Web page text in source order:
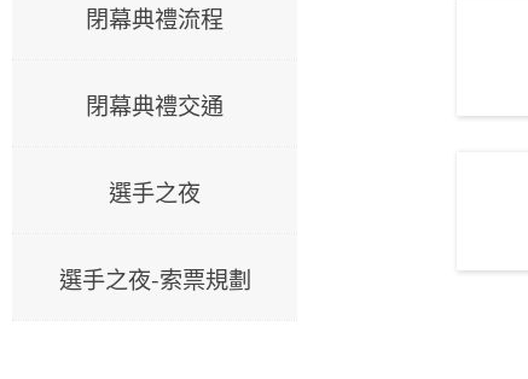
閉幕典禮流程
閉幕典禮交通
選手之夜
選手之夜-索票規劃